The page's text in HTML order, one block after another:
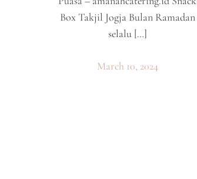
Box Takjil Jogja Bulan Ramadan
selalu […]
March 10, 2024